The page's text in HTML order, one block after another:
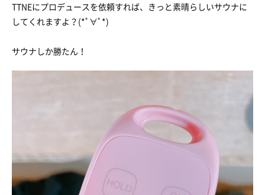
TTNEにプロデュースを依頼すれば、きっと素晴らしいサウナに
してくれますよ？(*ﾟ∀ﾟ*)
サウナしか勝たん！